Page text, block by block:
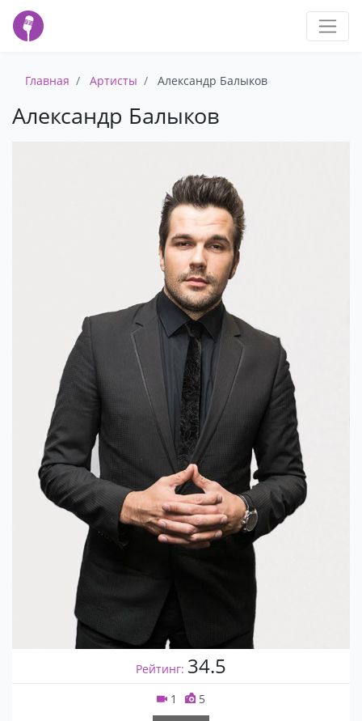
Главная Артисты Александр Балыков
Александр Балыков
Рейтинг: 34.5
1 5